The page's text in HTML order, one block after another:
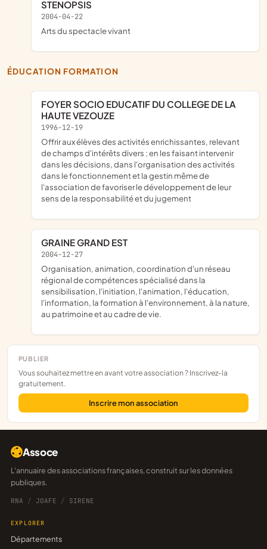
PUBLIER
Vous souhaitez mettre en avant votre association ? Inscrivez-la
gratuitement.
Inscrire mon association
STENOPSIS
2004-04-22
Arts du spectacle vivant
ÉDUCATION FORMATION
FOYER SOCIO EDUCATIF DU COLLEGE DE LA
HAUTE VEZOUZE
1996-12-19
offrir aux élèves des activités enrichissantes, relevant
de champs d'intérêts divers ; en les faisant intervenir
dans les décisions, dans l'organisation des activités
dans le fonctionnement et la gestin même de
l'association de favoriser le développement de leur
sens de la responsabilité et du jugement
GRAINE GRAND EST
2004-12-27
organisation, animation, coordination d'un réseau
régional de compétences spécialisé dans la
sensibilisation, l'initiation, l'animation, l'éducation,
l'information, la formation à l'environnement, à la nature,
au patrimoine et au cadre de vie.
Assoce
L'annuaire des associations françaises, construit sur les données
publiques.
RNA / JOAFE / SIRENE
EXPLORER
Départements